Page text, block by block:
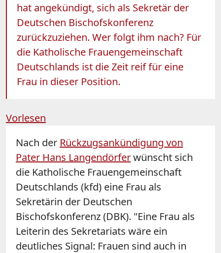
hat angekündigt, sich als Sekretär der
Deutschen Bischofskonferenz
zurückzuziehen. Wer folgt ihm nach? Für
die Katholische Frauengemeinschaft
Deutschlands ist die Zeit reif für eine
Frau in dieser Position.
Vorlesen
Nach der Rückzugsankündigung von
Pater Hans Langendörferwünscht sich
die Katholische Frauengemeinschaft
Deutschlands (kfd) eine Frau als
Sekretärin der Deutschen
Bischofskonferenz (DBK). "Eine Frau als
Leiterin des Sekretariats wäre ein
deutliches Signal: Frauen sind auch in